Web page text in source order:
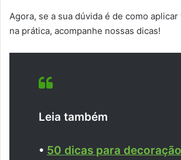
Agora, se a sua dúvida é de como
na prática, acompanhe nossas dicas!
Leia também
• 50 dicas para